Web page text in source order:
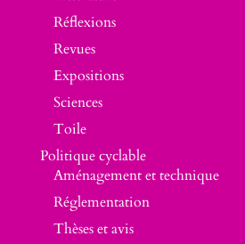
Réflexions
Revues
Expositions
Sciences
Toile
Politique cyclable
Aménagement et technique
Réglementation
Thèses et avis